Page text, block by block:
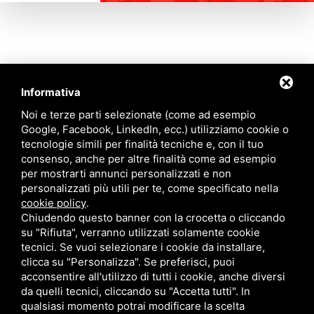
Informativa
Noi e terze parti selezionate (come ad esempio
Google, Facebook, LinkedIn, ecc.) utilizziamo cookie o
tecnologie simili per finalità tecniche e, con il tuo
consenso, anche per altre finalità come ad esempio
per mostrarti annunci personalizzati e non
personalizzati più utili per te, come specificato nella
cookie policy.
Chiudendo questo banner con la crocetta o cliccando
su "Rifiuta", verranno utilizzati solamente cookie
tecnici. Se vuoi selezionare i cookie da installare,
clicca su "Personalizza". Se preferisci, puoi
acconsentire all'utilizzo di tutti i cookie, anche diversi
da quelli tecnici, cliccando su "Accetta tutti". In
qualsiasi momento potrai modificare la scelta
Contattaci
Via Quinto Bucci, 205, 47521 Cesena (FC)
+39 0543 31536
+39 320 6635083
info@amiciziaeamore.it
Links
Chi siamo
Crea il tuo profilo
Franchising
Annunci
Blog
Contatti
Follow Us